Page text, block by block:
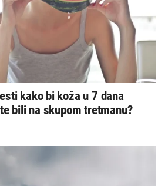
kako bi koža u 7 dana
bili na skupom tretmanu?